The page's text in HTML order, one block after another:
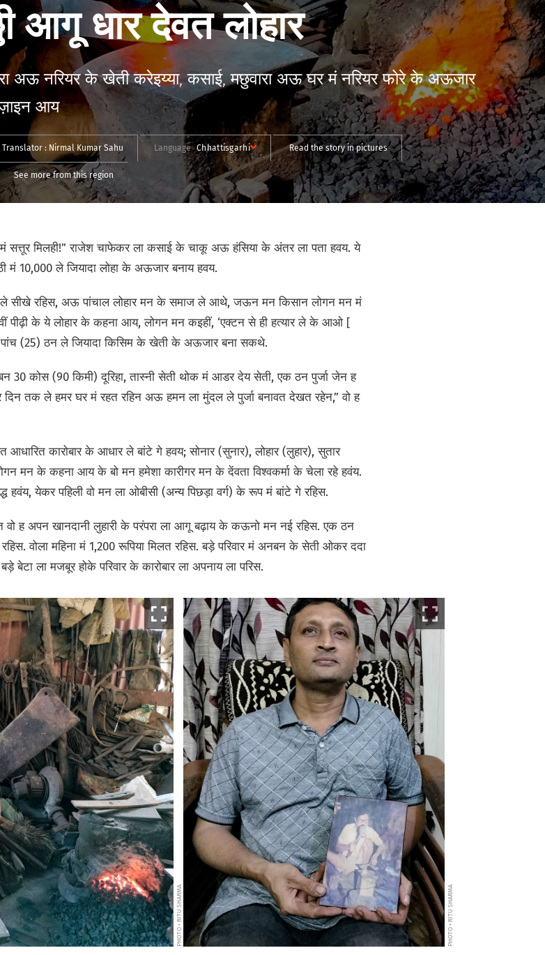
आगू धार देवत लोहार
अऊ नरियर के खेती करेइय्या, कसाई, मछुवारा अऊ घर मं नरियर फोरे के अऊजार
आय
Translator : Nirmal Kumar Sahu Language Chhattisgarhi Read the story in pictures
See more from this region
मिलही!” राजेश चाफेकर ला कसाई के चाकू अऊ हंसिया के अंतर ला पता हवय. ये
मं 10,000 ले जियादा लोहा के अऊजार बनाय हवय.
ले सीखे रहिस, अऊ पांचाल लोहार मन के समाज ले आथे, जऊन मन किसान लोगन मन मं
पीढ़ी के ये लोहार के कहना आय, लोगन मन कइहीं, ‘एक्टन से ही हत्यार ले के आओ [
(25) ठन ले जियादा किसिम के खेती के अऊजार बना सकथे.
कोस (90 किमी) दूरिहा, तास्नी सेती थोक मं आडर देय सेती, एक ठन पुर्जा जेन ह
दिन तक ले हमर घर मं रहत रहिन अऊ हमन ला मुंदल ले पुर्जा बनावत देखत रहेन,” वो ह
कारोबार के आधार ले बांटे गे हवय; सोनार (सुनार), लोहार (लुहार), सुतार
मन के कहना आय के बो मन हमेशा कारीगर मन के देंवता विश्वकर्मा के चेला रहे हवंय.
येकर पहिली वो मन ला ओबीसी (अन्य पिछड़ा वर्ग) के रूप मं बांटे गे रहिस.
ह अपन खानदानी लुहारी के परंपरा ला आगू बढ़ाय के कऊनो मन नई रहिस. एक ठन
वोला महिना मं 1,200 रूपिया मिलत रहिस. बड़े परिवार मं अनबन के सेती ओकर ददा
ला मजबूर होके परिवार के कारोबार ला अपनाय ला परिस.
PHOTO • RITU SHARMA PHOTO • RITU SHARMA